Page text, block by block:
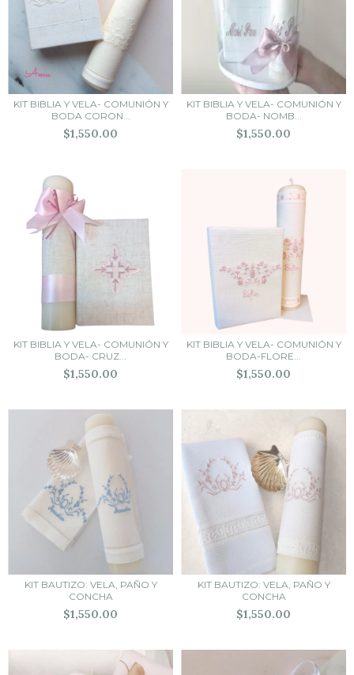
KIT BIBLIA Y VELA- COMUNIÓN Y
BODA CORON...
$1,550.00
KIT BIBLIA Y VELA- COMUNIÓN Y
BODA- NOMB...
$1,550.00
KIT BIBLIA Y VELA- COMUNIÓN Y
BODA- CRUZ...
$1,550.00
KIT BIBLIA Y VELA- COMUNIÓN Y
BODA-FLORE...
$1,550.00
KIT BAUTIZO: VELA, PAÑO Y
CONCHA
$1,550.00
KIT BAUTIZO: VELA, PAÑO Y
CONCHA
$1,550.00